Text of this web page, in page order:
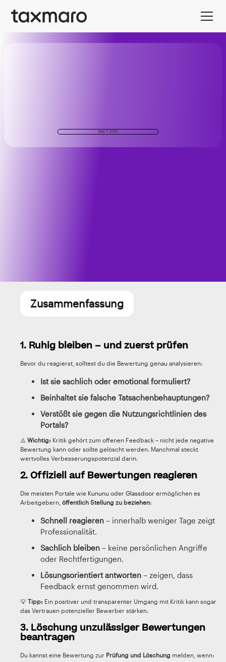
May 7, 2026
Zusammenfassung
1. Ruhig bleiben – und zuerst prüfen
Bevor du reagierst, solltest du die Bewertung genau analysieren:
Ist sie sachlich oder emotional formuliert?
Beinhaltet sie falsche Tatsachenbehauptungen?
Verstößt sie gegen die Nutzungsrichtlinien des
Portals?
⚠️ Wichtig: Kritik gehört zum offenen Feedback – nicht jede negative
Bewertung kann oder sollte gelöscht werden. Manchmal steckt
wertvolles Verbesserungspotenzial darin.
2. Offiziell auf Bewertungen reagieren
Die meisten Portale wie Kununu oder Glassdoor ermöglichen es
Arbeitgebern, öffentlich Stellung zu beziehen:
Schnell reagieren – innerhalb weniger Tage zeigt
Professionalität.
Sachlich bleiben – keine persönlichen Angriffe
oder Rechtfertigungen.
Lösungsorientiert antworten – zeigen, dass
Feedback ernst genommen wird.
💡 Tipp: Ein positiver und transparenter Umgang mit Kritik kann sogar
das Vertrauen potenzieller Bewerber stärken.
3. Löschung unzulässiger Bewertungen
beantragen
Du kannst eine Bewertung zur Prüfung und Löschung melden, wenn: